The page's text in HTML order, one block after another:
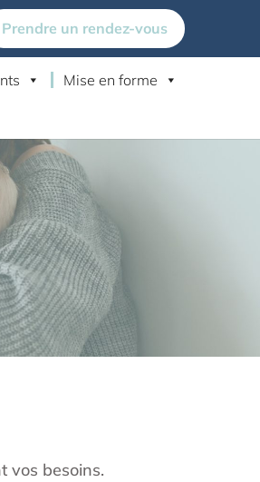
Prendre un rendez-vous
Mise en forme
vos besoins.